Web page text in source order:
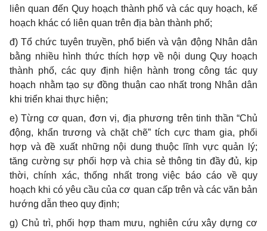
liên quan đến Quy hoạch thành phố và các quy hoạch, kế
hoạch khác có liên quan trên địa bàn thành phố;
đ) Tổ chức tuyên truyền, phổ biến và vận động Nhân dân
bằng nhiều hình thức thích hợp về nội dung Quy hoạch
thành phố, các quy định hiện hành trong công tác quy
hoạch nhằm tạo sự đồng thuận cao nhất trong Nhân dân
khi triển khai thực hiện;
e)Từng cơ quan, đơn vị, địa phương trên tinh thần “Chủ
động, khẩn trương và chặt chẽ” tích cực tham gia, phối
hợp và đề xuất những nội dung thuộc lĩnh vực quản lý;
tăng cường sự phối hợp và chia sẻ thông tin đầy đủ, kịp
thời, chính xác, thống nhất trong việc báo cáo về quy
hoạch khi có yêu cầu của cơ quan cấp trên và các văn bản
hướng dẫn theo quy định;
g) Chủ trì, phối hợp tham mưu, nghiên cứu xây dựng cơ